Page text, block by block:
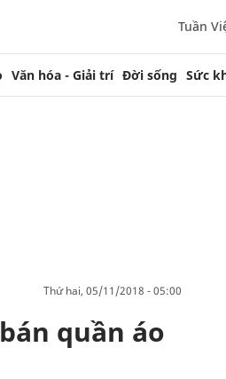
Tuần
Văn hóa - Giải trí Đời sống Sức
thứ hai, 05/11/2018 - 05:00
quần áo